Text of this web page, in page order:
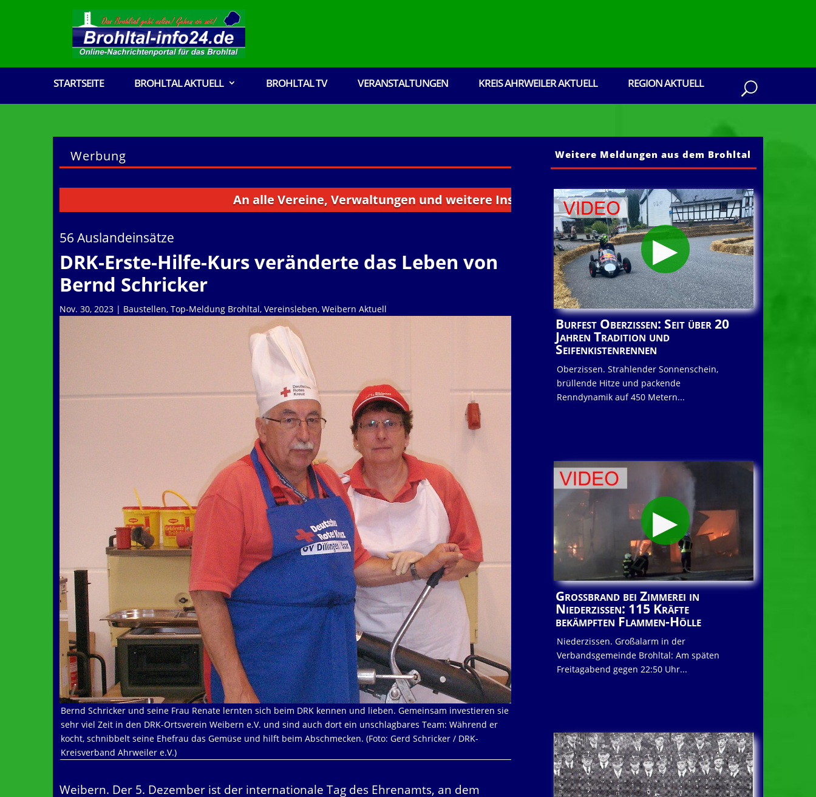
STARTSEITE BROHLTAL AKTUELL BROHLTAL TV VERANSTALTUNGEN KREIS AHRWEILER AKTUELL REGION AKTUELL
Werbung
An alle Vereine, Verwaltungen und weitere Institutionen aus dem Brohltal: Senden Sie ihre
56 Auslandeinsätze
DRK-Erste-Hilfe-Kurs veränderte das Leben von
Bernd Schricker
Nov. 30, 2023 | Baustellen,Top-Meldung Brohltal,Vereinsleben,Weibern Aktuell
Bernd Schricker und seine Frau Renate lernten sich beim DRK kennen und lieben. Gemeinsam investieren sie
sehr viel Zeit in den DRK-Ortsverein Weibern e.V. und sind auch dort ein unschlagbares Team: Während er
kocht, schnibbelt seine Ehefrau das Gemüse und hilft beim Abschmecken. (Foto: Gerd Schricker / DRK-
Kreisverband Ahrweiler e.V.)
Weibern. Der 5. Dezember ist der internationale Tag des Ehrenamts, an dem
Weitere Meldungen aus dem Brohltal
Burfest Oberzissen: Seit über 20
Jahren Tradition und
Seifenkistenrennen
Oberzissen. Strahlender Sonnenschein,
brüllende Hitze und packende
Renndynamik auf 450 Metern...
Großbrand bei Zimmerei in
Niederzissen: 115 Kräfte
bekämpften Flammen-Hölle
Niederzissen. Großalarm in der
Verbandsgemeinde Brohltal: Am späten
Freitagabend gegen 22:50 Uhr...